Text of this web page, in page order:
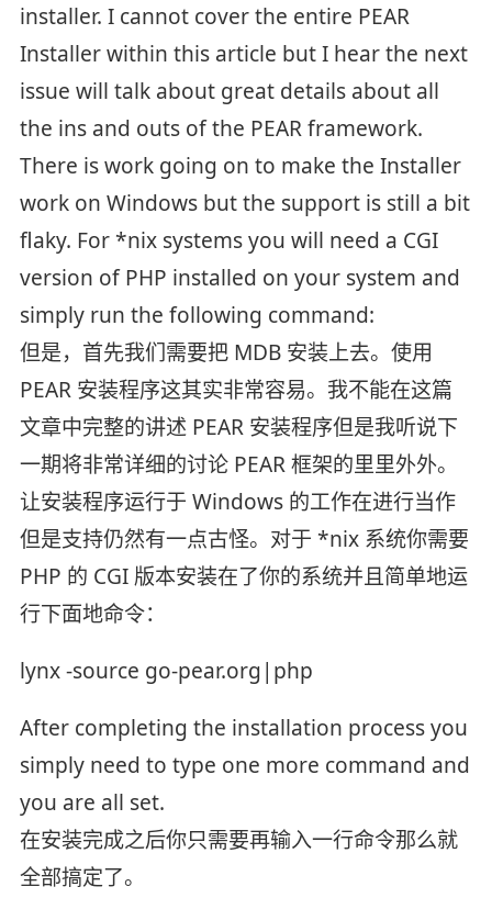
installer. I cannot cover the entire PEAR
Installer within this article but I hear the next
issue will talk about great details about all
the ins and outs of the PEAR framework.
There is work going on to make the Installer
work on Windows but the support is still a bit
flaky. For *nix systems you will need a CGI
version of PHP installed on your system and
simply run the following command:
但是，首先我们需要把 MDB 安装上去。使用
PEAR 安装程序这其实非常容易。我不能在这篇
文章中完整的讲述 PEAR 安装程序但是我听说下
一期将非常详细的讨论 PEAR 框架的里里外外。
让安装程序运行于 Windows 的工作在进行当作
但是支持仍然有一点古怪。对于 *nix 系统你需要
PHP 的 CGI 版本安装在了你的系统并且简单地运
行下面地命令：
lynx -source go-pear.org|php
After completing the installation process you
simply need to type one more command and
you are all set.
在安装完成之后你只需要再输入一行命令那么就
全部搞定了。